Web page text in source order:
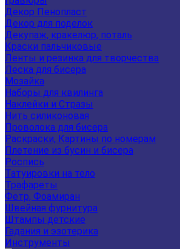
Декор Пенопласт
Декор для поделок
Декупаж, кракелюр, поталь
Краски пальчиковые
Ленты и резинка для творчества
Леска для бисера
Мозайка
Наборы для квилинга
Наклейки и Стразы
Нить силиконовая
Проволока для бисера
Раскраски, Картины по номерам
Плетение из бусин и бисера
Роспись
Татуировки на тело
Трафареты
Фетр, Фоамиран
Швейная фурнитура
Штампы детские
Гадания и эзотерика
Инструменты